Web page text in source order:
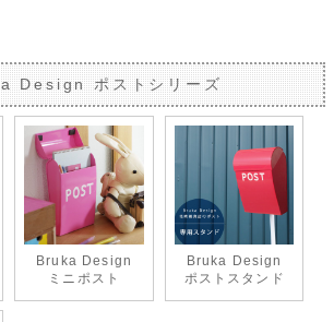
Design ポストシリーズ
Bruka Design
ミニポスト
Bruka Design
ポストスタンド